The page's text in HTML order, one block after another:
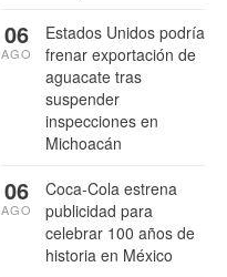
Estados Unidos podría
frenar exportación de
aguacate tras
suspender
inspecciones en
Michoacán
06
AGO
Coca-Cola estrena
publicidad para
celebrar 100 años de
historia en México
06
AGO